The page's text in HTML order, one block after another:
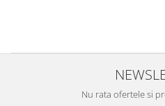
Nu rata ofertele si